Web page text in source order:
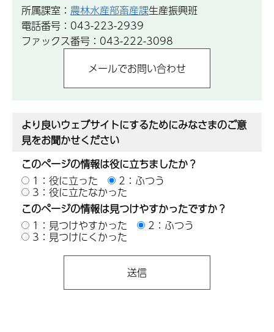
所属課室： 農林水産部畜産課生産振興班
電話番号：043-223-2939
ファックス番号：043-222-3098
より良いウェブサイトにするためにみなさまのご意
見をお聞かせください
このページの情報は役に立ちましたか？
1：役に立った
2：ふつう
3：役に立たなかった
このページの情報は見つけやすかったですか？
1：見つけやすかった
2：ふつう
3：見つけにくかった